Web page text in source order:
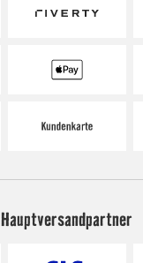
Hauptversandpartner